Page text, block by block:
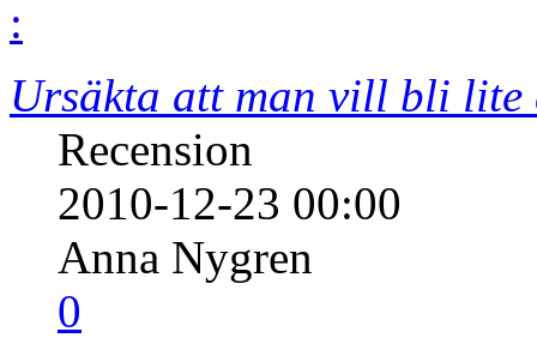
Ursäkta att man vill bli lite
Recension
2010-12-23 00:00
Anna Nygren
0